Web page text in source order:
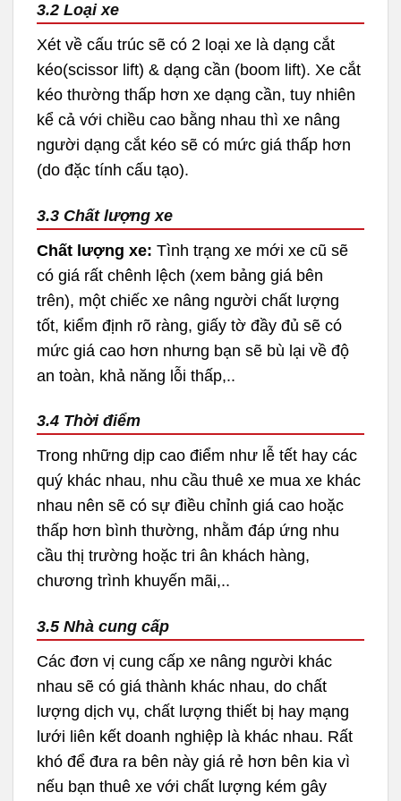
3.2 Loại xe
Xét về cấu trúc sẽ có 2 loại xe là dạng cắt
kéo(scissor lift) & dạng cần (boom lift). Xe cắt
kéo thường thấp hơn xe dạng cần, tuy nhiên
kể cả với chiều cao bằng nhau thì xe nâng
người dạng cắt kéo sẽ có mức giá thấp hơn
(do đặc tính cấu tạo).
3.3 Chất lượng xe
Chất lượng xe: Tình trạng xe mới xe cũ sẽ
có giá rất chênh lệch (xem bảng giá bên
trên), một chiếc xe nâng người chất lượng
tốt, kiểm định rõ ràng, giấy tờ đầy đủ sẽ có
mức giá cao hơn nhưng bạn sẽ bù lại về độ
an toàn, khả năng lỗi thấp,..
3.4 Thời điểm
Trong những dịp cao điểm như lễ tết hay các
quý khác nhau, nhu cầu thuê xe mua xe khác
nhau nên sẽ có sự điều chỉnh giá cao hoặc
thấp hơn bình thường, nhằm đáp ứng nhu
cầu thị trường hoặc tri ân khách hàng,
chương trình khuyến mãi,..
3.5 Nhà cung cấp
Các đơn vị cung cấp xe nâng người khác
nhau sẽ có giá thành khác nhau, do chất
lượng dịch vụ, chất lượng thiết bị hay mạng
lưới liên kết doanh nghiệp là khác nhau. Rất
khó để đưa ra bên này giá rẻ hơn bên kia vì
nếu bạn thuê xe với chất lượng kém gây